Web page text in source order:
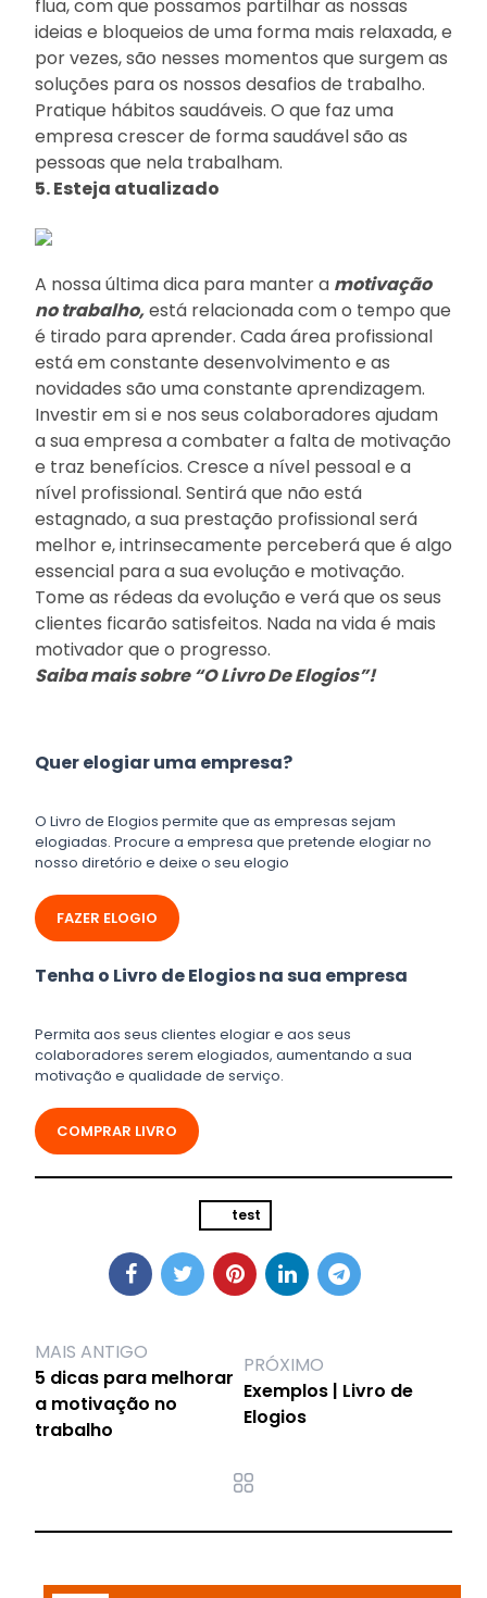
flua, com que possamos partilhar as nossas
ideias e bloqueios de uma forma mais relaxada, e
por vezes, são nesses momentos que surgem as
soluções para os nossos desafios de trabalho.
Pratique hábitos saudáveis. O que faz uma
empresa crescer de forma saudável são as
pessoas que nela trabalham.
5. Esteja atualizado
A nossa última dica para manter a motivação
no trabalho,está relacionada com o tempo que
é tirado para aprender. Cada área profissional
está em constante desenvolvimento e as
novidades são uma constante aprendizagem.
Investir em si e nos seus colaboradores ajudam
a sua empresa a combater a falta de motivação
e traz benefícios. Cresce a nível pessoal e a
nível profissional. Sentirá que não está
estagnado, a sua prestação profissional será
melhor e, intrinsecamente perceberá que é algo
essencial para a sua evolução e motivação.
Tome as rédeas da evolução e verá que os seus
clientes ficarão satisfeitos. Nada na vida é mais
motivador que o progresso.
Saiba mais sobre “O Livro De Elogios”!
Quer elogiar uma empresa?
O Livro de Elogios permite que as empresas sejam
elogiadas. Procure a empresa que pretende elogiar no
nosso diretório e deixe o seu elogio
FAZER ELOGIO
Tenha o Livro de Elogios na sua empresa
Permita aos seus clientes elogiar e aos seus
colaboradores serem elogiados, aumentando a sua
motivação e qualidade de serviço.
COMPRAR LIVRO
test
MAIS ANTIGO
5 dicas para melhorar
a motivação no
trabalho
PRÓXIMO
Exemplos | Livro de
Elogios